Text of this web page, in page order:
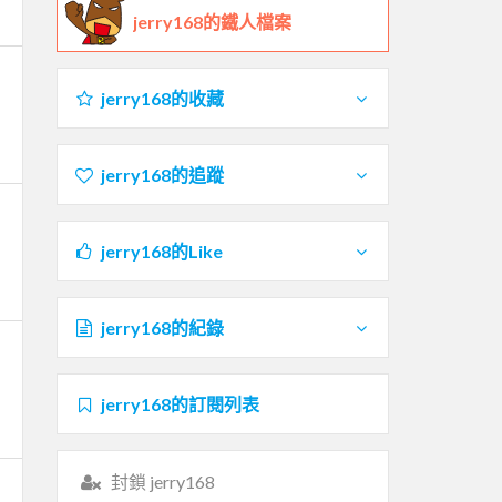
jerry168的鐵人檔案
jerry168的收藏
jerry168的追蹤
jerry168的Like
jerry168的紀錄
jerry168的訂閱列表
封鎖 jerry168